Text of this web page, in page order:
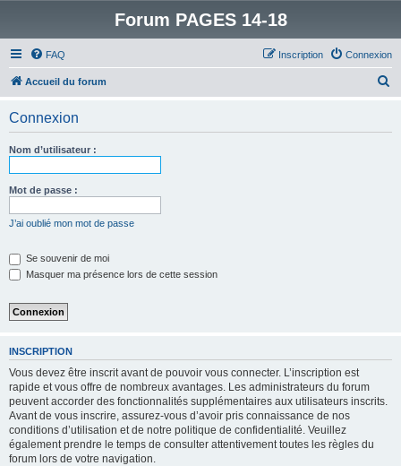
Forum PAGES 14-18
FAQ Connexion
Inscription
Accueil du forum
Connexion
Nom d’utilisateur :
Mot de passe :
J’ai oublié mon mot de passe
Se souvenir de moi
Masquer ma présence lors de cette session
INSCRIPTION
Vous devez être inscrit avant de pouvoir vous connecter. L’inscription est
rapide et vous offre de nombreux avantages. Les administrateurs du forum
peuvent accorder des fonctionnalités supplémentaires aux utilisateurs inscrits.
Avant de vous inscrire, assurez-vous d’avoir pris connaissance de nos
conditions d’utilisation et de notre politique de confidentialité. Veuillez
également prendre le temps de consulter attentivement toutes les règles du
forum lors de votre navigation.